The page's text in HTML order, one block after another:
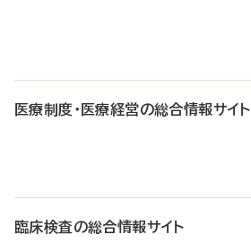
医療制度・医療経営の総合情報サイト
臨床検査の総合情報サイト